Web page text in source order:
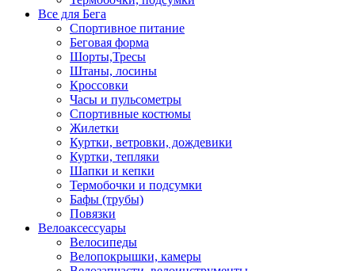
Все для Бега
Спортивное питание
Беговая форма
Шорты,Тресы
Штаны, лосины
Кроссовки
Часы и пульсометры
Спортивные костюмы
Жилетки
Куртки, ветровки, дождевики
Куртки, тепляки
Шапки и кепки
Термобочки и подсумки
Бафы (трубы)
Повязки
Велоаксессуары
Велосипеды
Велопокрышки, камеры